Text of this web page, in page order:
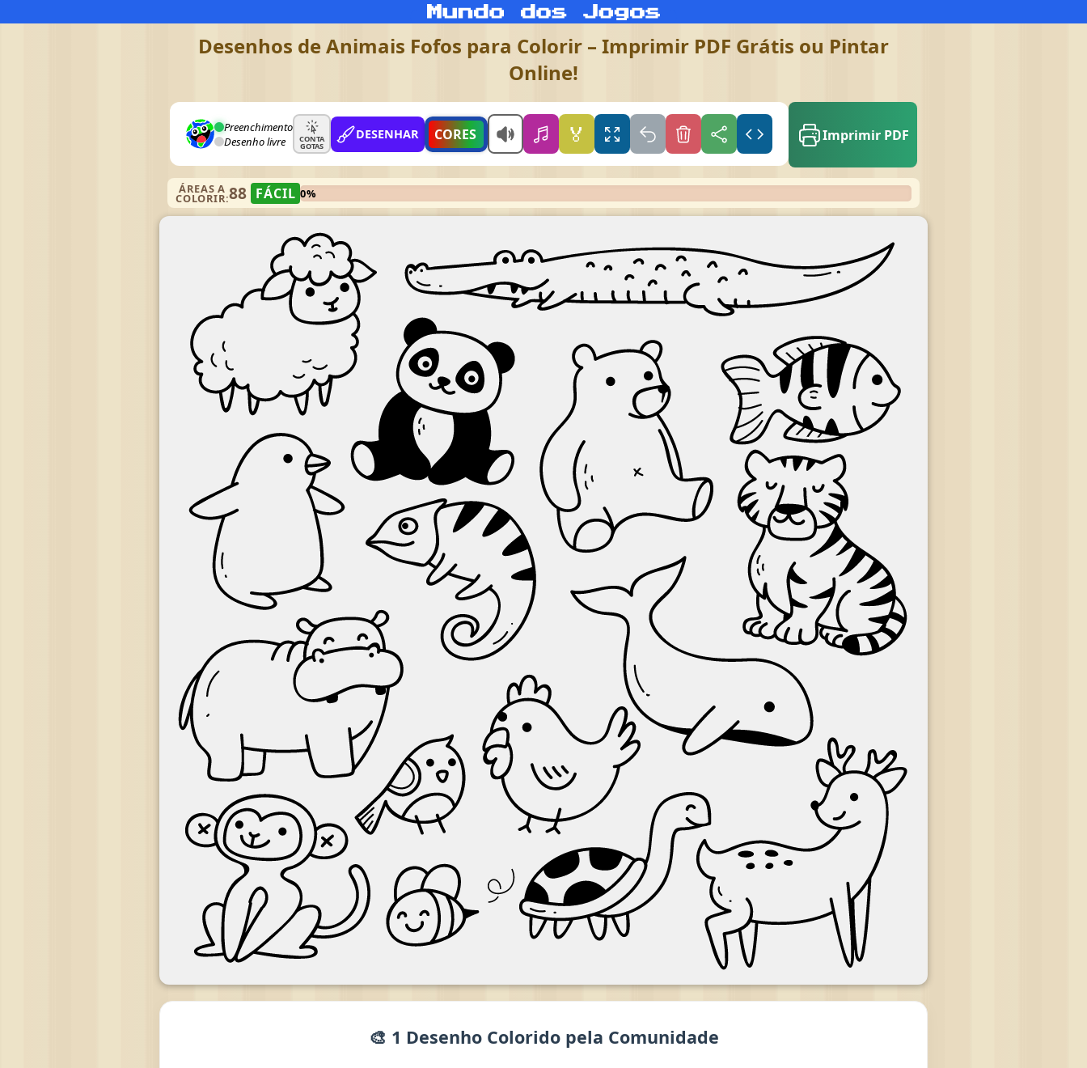
Desenhos de Animais Fofos para Colorir – Imprimir PDF Grátis ou Pintar
Online!
Preenchimento
Desenho livre
CONTA
GOTAS
DESENHAR CORES 🏅 Imprimir PDF
ÁREAS A
COLORIR:88 FÁCIL 0%
🎨 1 Desenho Colorido pela Comunidade